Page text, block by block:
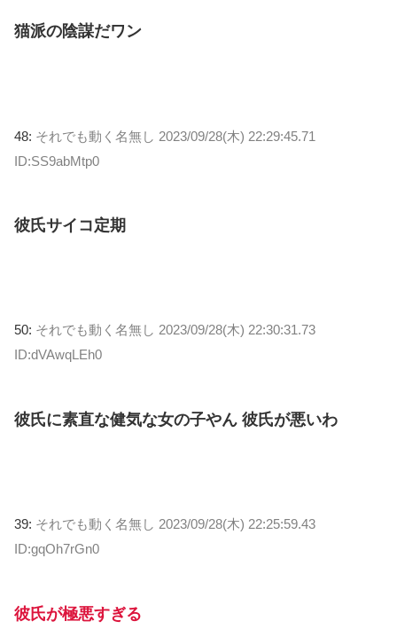
猫派の陰謀だワン
48: それでも動く名無し 2023/09/28(木) 22:29:45.71
ID:SS9abMtp0
彼氏サイコ定期
50: それでも動く名無し 2023/09/28(木) 22:30:31.73
ID:dVAwqLEh0
彼氏に素直な健気な女の子やん 彼氏が悪いわ
39: それでも動く名無し 2023/09/28(木) 22:25:59.43
ID:gqOh7rGn0
彼氏が極悪すぎる